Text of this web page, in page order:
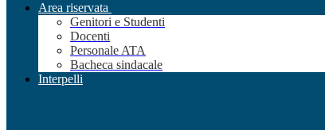
Area riservata
Genitori e Studenti
Docenti
Personale ATA
Bacheca sindacale
Interpelli